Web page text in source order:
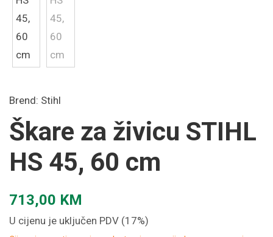
Brend: Stihl
Škare za živicu STIHL
HS 45, 60 cm
713,00 KM
U cijenu je uključen PDV (17%)